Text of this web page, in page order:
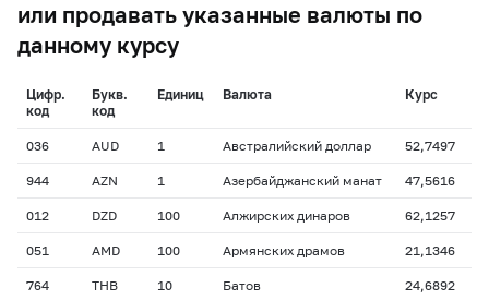
или продавать указанные валюты по
данному курсу
Цифр.
код
Букв.
код
Единиц Валюта Курс
036 AUD 1 Австралийский доллар 52,7497
944 AZN 1 Азербайджанский манат 47,5616
012 DZD 100 Алжирских динаров 62,1257
051 AMD 100 Армянских драмов 21,1346
764 THB 10 Батов 24,6892